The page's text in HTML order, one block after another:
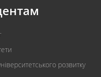
розвитку